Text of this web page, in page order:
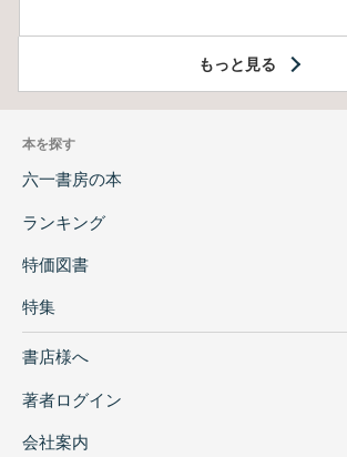
もっと見る
本を探す
六一書房の本
ランキング
特価図書
特集
書店様へ
著者ログイン
会社案内